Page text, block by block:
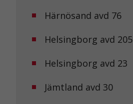
Härnösand avd 76
Helsingborg avd 205
Helsingborg avd 23
Jämtland avd 30